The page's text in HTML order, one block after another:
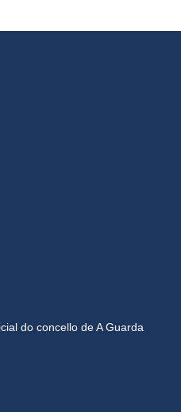
do concello de A Guarda